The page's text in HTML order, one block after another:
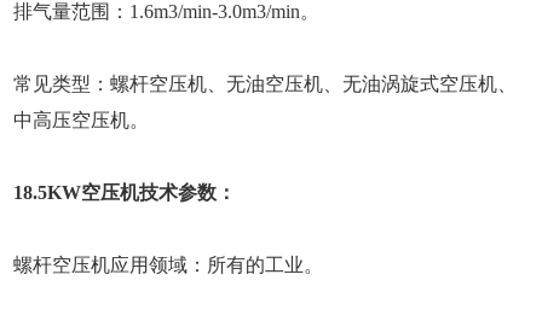
排气量范围：1.6m3/min-3.0m3/min。
常见类型：螺杆空压机、无油空压机、无油涡旋式空压机、
中高压空压机。
18.5KW空压机技术参数：
螺杆空压机应用领域：所有的工业。